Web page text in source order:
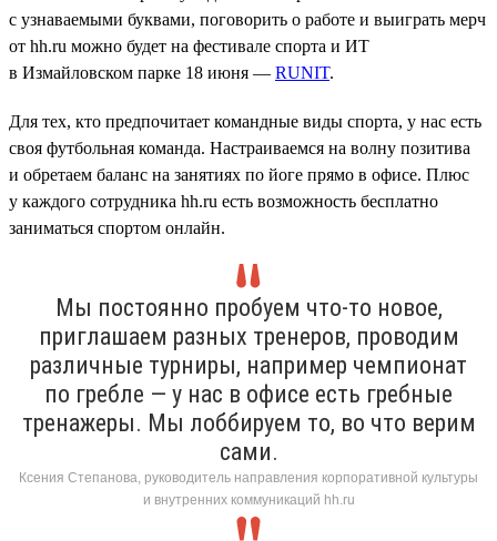
с узнаваемыми буквами, поговорить о работе и выиграть мерч
от hh.ru можно будет на фестивале спорта и ИТ
в Измайловском парке 18 июня — RUNIT.
Для тех, кто предпочитает командные виды спорта, у нас есть
своя футбольная команда. Настраиваемся на волну позитива
и обретаем баланс на занятиях по йоге прямо в офисе. Плюс
у каждого сотрудника hh.ru есть возможность бесплатно
заниматься спортом онлайн.
Мы постоянно пробуем что-то новое,
приглашаем разных тренеров, проводим
различные турниры, например чемпионат
по гребле — у нас в офисе есть гребные
тренажеры. Мы лоббируем то, во что верим
сами.
Ксения Степанова, руководитель направления корпоративной культуры
и внутренних коммуникаций hh.ru